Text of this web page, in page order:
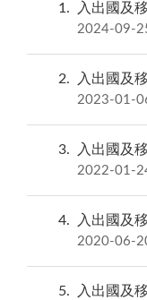
1 入出國及
2024-09-
2 入出國及
2023-01-
3 入出國及
2022-01-
4 入出國及
2020-06-
5 入出國及